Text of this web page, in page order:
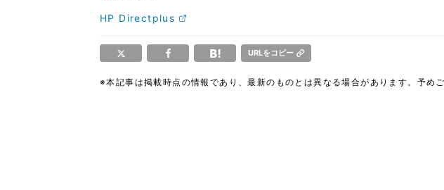
HP Directplus
URLをコピー
※本記事は掲載時点の情報であり、最新のものとは異なる場合があります。予めご